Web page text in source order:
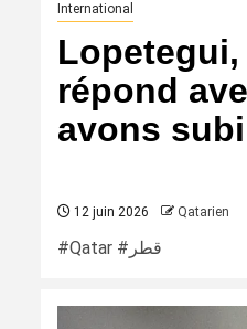
International
répond
avons
12 juin 2026 Qatarien
#Qatar #قطر